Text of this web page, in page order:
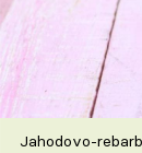
Jahodovo-